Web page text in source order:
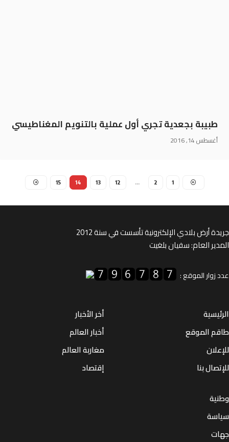
طبيبة بجعدية تجري أول عملية بالتنويم المغناطيسي
أغسطس 14, 2016
أرض بلادي الإلكترونية تأسست في سنة 2012
العام: سفيان بلغيت
الموقع :
الموقع
بنا
أخر الأخبار
أخبار العالم
مغاربة العالم
إقتصاد